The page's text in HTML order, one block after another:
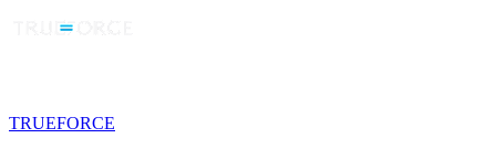
TRUEFORCE